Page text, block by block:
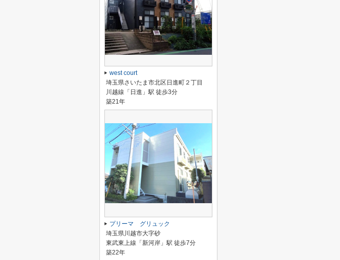
west court
埼玉県さいたま市北区日進町２丁目
川越線「日進」駅 徒歩3分
築21年
プリーマ グリュック
埼玉県川越市大字砂
東武東上線「新河岸」駅 徒歩7分
築22年